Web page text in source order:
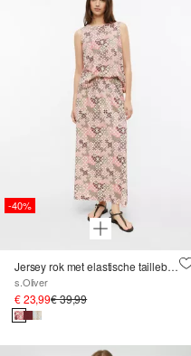
-40%
Jersey rok met elastische tailleband en steekzakken
s.Oliver
€ 23,99€ 39,99